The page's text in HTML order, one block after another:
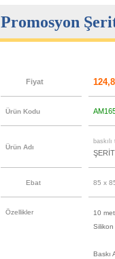
Promosyon
Fiyat
Ürün Kodu
Ürün Adı
Ebat 85 x
Özellikler
10
Silikon
Baskı